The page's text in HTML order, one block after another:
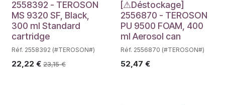
2558392 - TEROSON
MS 9320 SF, Black,
300 ml Standard
cartridge
Réf. 2558392 (#TEROSON#)
22,22 € 23,15€
Déstockage
[⚠Déstockage]
2556870 - TEROSON
PU 9500 FOAM, 400
ml Aerosol can
Réf. 2556870 (#TEROSON#)
52,47 €